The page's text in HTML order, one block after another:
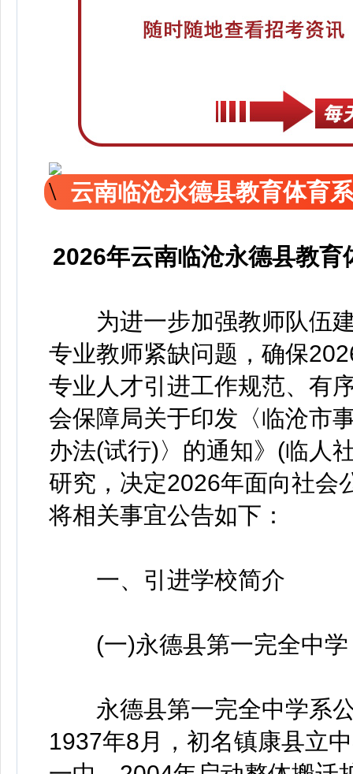
云南临沧永德县教育体育
2026年云南临沧永德县教
为进一步加强教师队伍建
专业教师紧缺问题，确保
专业人才引进工作规范、有
会保障局关于印发〈临沧市
办法(试行)〉的通知》(临人
研究，决定2026年面向社会
将相关事宜公告如下：
一、引进学校简介
(一)永德县第一完全中学
永德县第一完全中学系公
1937年8月，初名镇康县立